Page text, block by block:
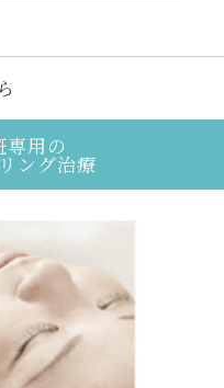
専用の
ング治療